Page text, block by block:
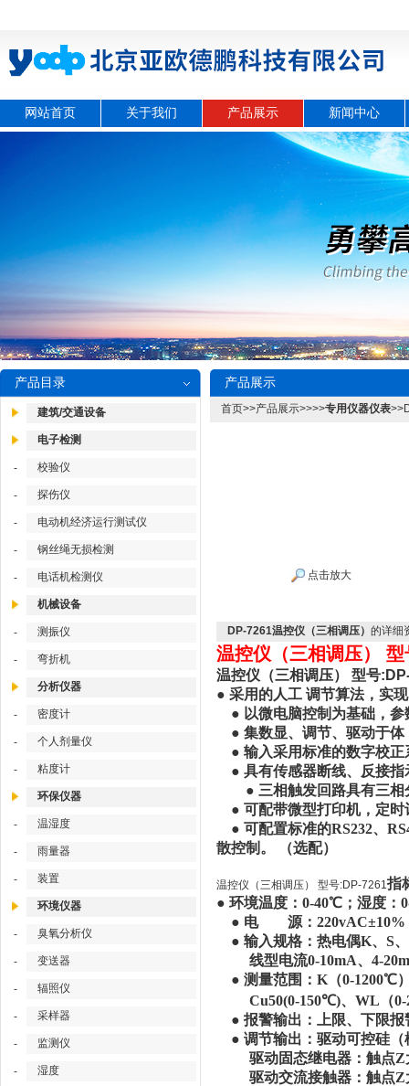
网站首页 关于我们 产品展示 新闻中心
产品目录
建筑/交通设备
电子检测
- 校验仪
- 探伤仪
- 电动机经济运行测试仪
- 钢丝绳无损检测
- 电话机检测仪
机械设备
- 测振仪
- 弯折机
分析仪器
- 密度计
- 个人剂量仪
- 粘度计
环保仪器
- 温湿度
- 雨量器
- 装置
环境仪器
- 臭氧分析仪
- 变送器
- 辐照仪
- 采样器
- 监测仪
- 湿度
产品展示
首页>>产品展示>>>>专用仪器仪表
点击放大
DP-7261温控仪（三相调压） 的详细
温控仪（三相调压）
温控仪（三相调压） 型号
● 采用的人工 调节算法，实
● 以微电脑控制为基础，参
● 集数显、调节、驱动于体
● 输入采用标准的数字校正
● 具有传感器断线、反接指
● 三相触发回路具有三相
● 可配带微型打印机，定时
● 可配置标准的RS232、
散控制。 （选配）
温控仪（三相调压） 型号:DP-7261
● 环境温度：0-40℃；湿度：
● 电 源：220vAC±10%；
● 输入规格：热电偶K、S
线型电流0-10mA、4-
● 测量范围：K（0-1200℃
Cu50(0-150℃)、WL（0-
● 报警输出：上限、下限报
● 调节输出：驱动可控硅（
驱动固态继电器：触点Z
驱动交流接触器：触点Z